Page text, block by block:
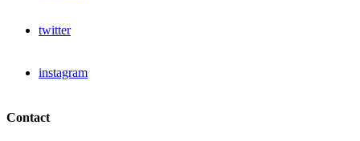
twitter
instagram
Contact